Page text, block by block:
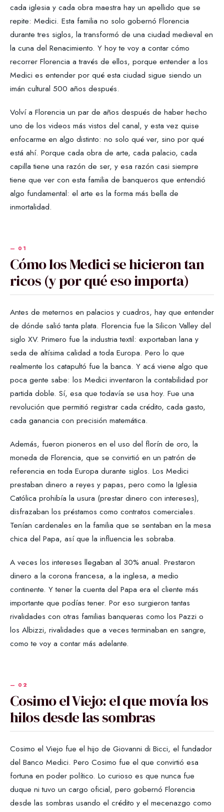
cada iglesia y cada obra maestra hay un apellido que se
repite: Medici. Esta familia no solo gobernó Florencia
durante tres siglos, la transformó de una ciudad medieval en
la cuna del Renacimiento. Y hoy te voy a contar cómo
recorrer Florencia a través de ellos, porque entender a los
Medici es entender por qué esta ciudad sigue siendo un
imán cultural 500 años después.
Volví a Florencia un par de años después de haber hecho
uno de los videos más vistos del canal, y esta vez quise
enfocarme en algo distinto: no solo qué ver, sino por qué
está ahí. Porque cada obra de arte, cada palacio, cada
capilla tiene una razón de ser, y esa razón casi siempre
tiene que ver con esta familia de banqueros que entendió
algo fundamental: el arte es la forma más bella de
inmortalidad.
Cómo los Medici se hicieron tan
ricos (y por qué eso importa)
Antes de meternos en palacios y cuadros, hay que entender
de dónde salió tanta plata. Florencia fue la Silicon Valley del
siglo XV. Primero fue la industria textil: exportaban lana y
seda de altísima calidad a toda Europa. Pero lo que
realmente los catapultó fue la banca. Y acá viene algo que
poca gente sabe: los Medici inventaron la contabilidad por
partida doble. Sí, esa que todavía se usa hoy. Fue una
revolución que permitió registrar cada crédito, cada gasto,
cada ganancia con precisión matemática.
Además, fueron pioneros en el uso del florín de oro, la
moneda de Florencia, que se convirtió en un patrón de
referencia en toda Europa durante siglos. Los Medici
prestaban dinero a reyes y papas, pero como la Iglesia
Católica prohibía la usura (prestar dinero con intereses),
disfrazaban los préstamos como contratos comerciales.
Tenían cardenales en la familia que se sentaban en la mesa
chica del Papa, así que la influencia les sobraba.
A veces los intereses llegaban al 30% anual. Prestaron
dinero a la corona francesa, a la inglesa, a medio
continente. Y tener la cuenta del Papa era el cliente más
importante que podías tener. Por eso surgieron tantas
rivalidades con otras familias banqueras como los Pazzi o
los Albizzi, rivalidades que a veces terminaban en sangre,
como te voy a contar más adelante.
Cosimo el Viejo: el que movía los
hilos desde las sombras
Cosimo el Viejo fue el hijo de Giovanni di Bicci, el fundador
del Banco Medici. Pero Cosimo fue el que convirtió esa
fortuna en poder político. Lo curioso es que nunca fue
duque ni tuvo un cargo oficial, pero gobernó Florencia
desde las sombras usando el crédito y el mecenazgo como